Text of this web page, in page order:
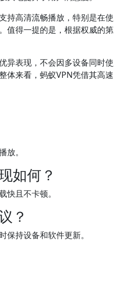
高清流畅播放，特别是在
得一提的是，根据权威的
表现，不会因多设备同时
来看，蚂蚁VPN凭借其高
。
如何？
且不卡顿。
？
持设备和软件更新。